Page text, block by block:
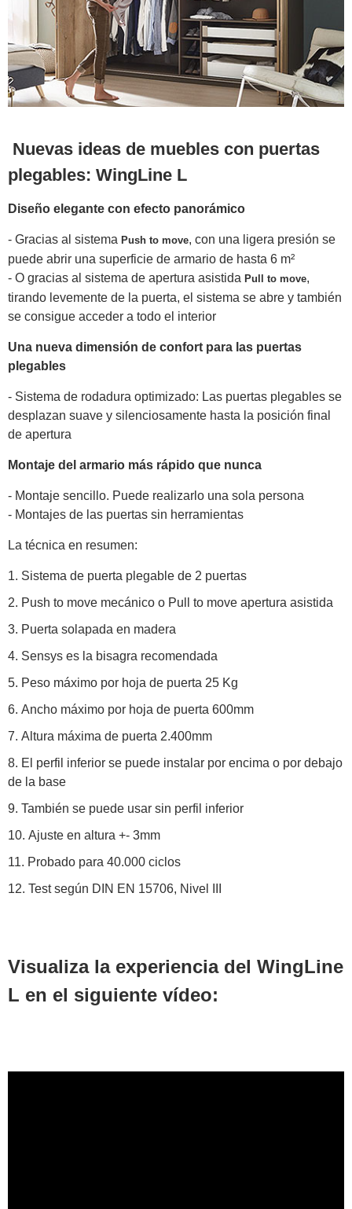
Nuevas ideas de muebles con puertas
plegables: WingLine L
Diseño elegante con efecto panorámico
- Gracias al sistema Push to move, con una ligera presión se
puede abrir una superficie de armario de hasta 6 m²
- O gracias al sistema de apertura asistida Pull to move,
tirando levemente de la puerta, el sistema se abre y también
se consigue acceder a todo el interior
Una nueva dimensión de confort para las puertas
plegables
- Sistema de rodadura optimizado: Las puertas plegables se
desplazan suave y silenciosamente hasta la posición final
de apertura
Montaje del armario más rápido que nunca
- Montaje sencillo. Puede realizarlo una sola persona
- Montajes de las puertas sin herramientas
La técnica en resumen:
Sistema de puerta plegable de 2 puertas
Push to move mecánico o Pull to move apertura asistida
Puerta solapada en madera
Sensys es la bisagra recomendada
Peso máximo por hoja de puerta 25 Kg
Ancho máximo por hoja de puerta 600mm
Altura máxima de puerta 2.400mm
El perfil inferior se puede instalar por encima o por debajo
de la base
También se puede usar sin perfil inferior
Ajuste en altura +- 3mm
Probado para 40.000 ciclos
Test según DIN EN 15706, Nivel III
Visualiza la experiencia del WingLine
L en el siguiente vídeo: